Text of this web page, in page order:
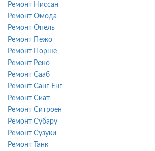
Ремонт Ниссан
Ремонт Омода
Ремонт Опель
Ремонт Пежо
Ремонт Порше
Ремонт Рено
Ремонт Сааб
Ремонт Санг Енг
Ремонт Сиат
Ремонт Ситроен
Ремонт Субару
Ремонт Сузуки
Ремонт Танк